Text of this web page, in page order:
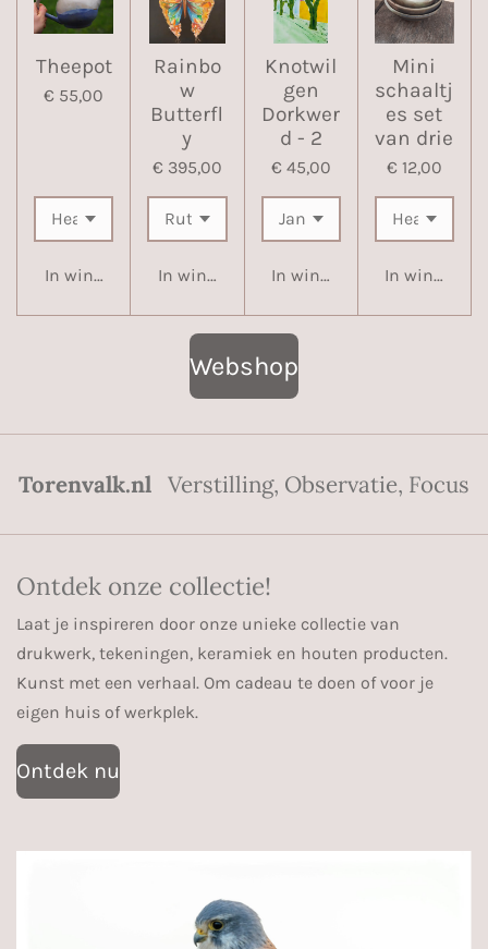
Theepot
€ 55,00
In winkelwagen
Rainbo
w
Butterfl
y
€ 395,00
In winkelwagen
Knotwil
gen
Dorkwer
d - 2
€ 45,00
In winkelwagen
Mini
schaaltj
es set
van drie
€ 12,00
In
Webshop
Torenvalk.nl Verstilling, Observatie, Focus
Ontdek onze collectie!
Laat je inspireren door onze unieke collectie van
drukwerk, tekeningen, keramiek en houten producten.
Kunst met een verhaal. Om cadeau te doen of voor je
eigen huis of werkplek.
Ontdek nu